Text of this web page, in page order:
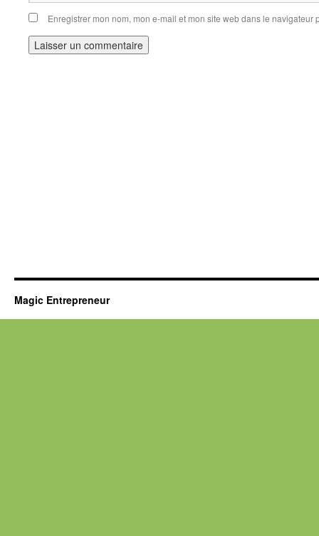
Enregistrer mon nom, mon e-mail et mon site web dans le navigateur
Magic Entrepreneur